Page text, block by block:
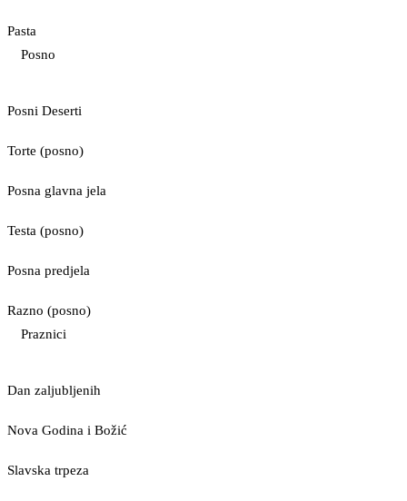
Pasta
Posno
Posni Deserti
Torte (posno)
Posna glavna jela
Testa (posno)
Posna predjela
Razno (posno)
Praznici
Dan zaljubljenih
Nova Godina i Božić
Slavska trpeza